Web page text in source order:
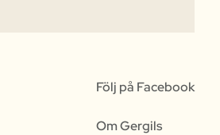
Följ på Facebook
Om Gergils